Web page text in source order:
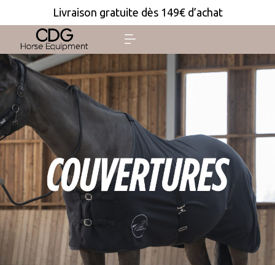
Livraison gratuite dès 149€ d’achat